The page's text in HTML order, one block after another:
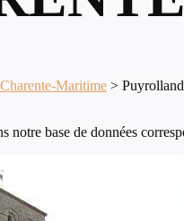
Charente-Maritime > Puyrolland
notre base de données